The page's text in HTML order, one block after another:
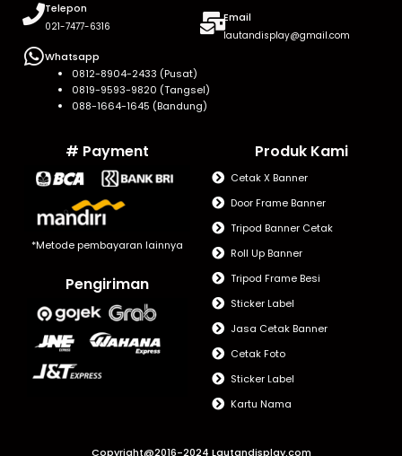
Telepon
021-7477-6316
Email
lautandisplay@gmail.com
Whatsapp
0812-8904-2433 (Pusat)
0819-9593-9820 (Tangsel)
088-1664-1645 (Bandung)
# Payment
*Metode pembayaran lainnya
Pengiriman
Produk Kami
Cetak X Banner
Door Frame Banner
Tripod Banner Cetak
Roll Up Banner
Tripod Frame Besi
Sticker Label
Jasa Cetak Banner
Cetak Foto
Sticker Label
Kartu Nama
Copyright@2016-2024 Lautandisplay.com